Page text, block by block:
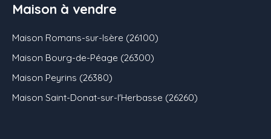
Maison à vendre
Maison Romans-sur-Isère (26100)
Maison Bourg-de-Péage (26300)
Maison Peyrins (26380)
Maison Saint-Donat-sur-l'Herbasse (26260)